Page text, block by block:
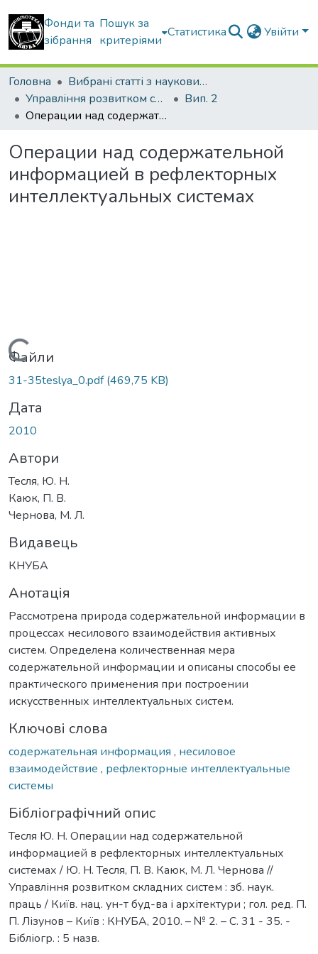
Фонди та
зібрання
Пошук за
критеріями
Статистика Увійти
Головна
Вибрані статті з наукових збірників КНУБА
Управління розвитком складних систем
Вип. 2
Операции над содержательной информацией в рефлекторных интеллектуальных системах
Операции над содержательной
информацией в рефлекторных
интеллектуальных системах
Вантажиться...
Файли
31-35teslya_0.pdf(469,75 KB)
Дата
2010
Автори
Тесля, Ю. Н.
Каюк, П. В.
Чернова, М. Л.
Видавець
КНУБА
Анотація
Рассмотрена природа содержательной информации в
процессах несилового взаимодействия активных
систем. Определена количественная мера
содержательной информации и описаны способы ее
практического применения при построении
искусственных интеллектуальных систем.
Ключові слова
содержательная информация , несиловое
взаимодействие , рефлекторные интеллектуальные
системы
Бібліографічний опис
Тесля Ю. Н. Операции над содержательной
информацией в рефлекторных интеллектуальных
системах / Ю. Н. Тесля, П. В. Каюк, М. Л. Чернова //
Управління розвитком складних систем : зб. наук.
праць / Київ. нац. ун-т буд-ва і архітектури ; гол. ред. П.
П. Лізунов – Київ : КНУБА, 2010. – № 2. – С. 31 - 35. -
Бібліогр. : 5 назв.